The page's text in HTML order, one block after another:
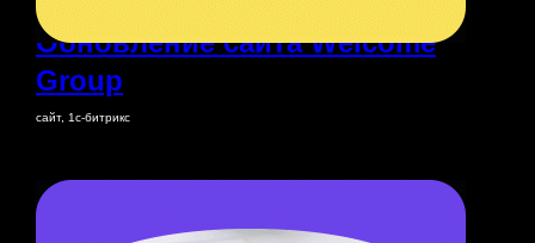
ПРОЕКТ
Обновление сайта Welcome
Group
сайт, 1с-битрикс